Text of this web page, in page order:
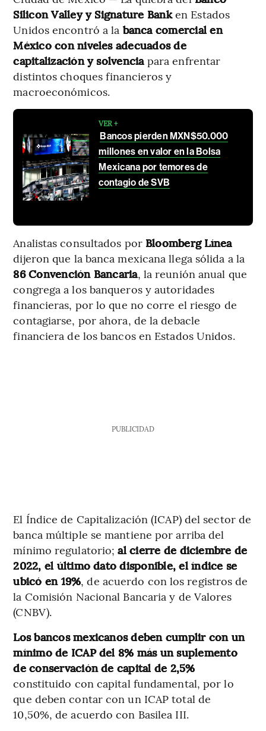
Silicon Valley y Signature Banken Estados
Unidos encontró a la banca comercial en
México con niveles adecuados de
capitalización y solvencia para enfrentar
distintos choques financieros y
macroeconómicos.
VER +
Bancos pierden MXN$50.000
millones en valor en la Bolsa
Mexicana por temores de
contagio de SVB
Analistas consultados por Bloomberg Línea
dijeron que la banca mexicana llega sólida a la
86 Convención Bancaria, la reunión anual que
congrega a los banqueros y autoridades
financieras, por lo que no corre el riesgo de
contagiarse, por ahora, de la debacle
financiera de los bancos en Estados Unidos.
PUBLICIDAD
El Índice de Capitalización (ICAP) del sector de
banca múltiple se mantiene por arriba del
mínimo regulatorio;al cierre de diciembre de
2022, el último dato disponible, el índice se
ubicó en 19%, de acuerdo con los registros de
la Comisión Nacional Bancaria y de Valores
(CNBV).
Los bancos mexicanos deben cumplir con un
mínimo de ICAP del 8% más un suplemento
de conservación de capital de 2,5%
constituido con capital fundamental, por lo
que deben contar con un ICAP total de
10,50%, de acuerdo con Basilea III.